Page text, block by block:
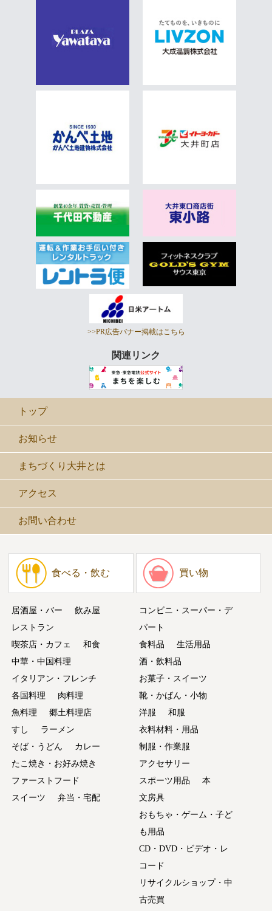
>>PR広告バナー掲載はこちら
関連リンク
トップ
お知らせ
まちづくり大井とは
アクセス
お問い合わせ
食べる・飲む
居酒屋・バー
飲み屋
レストラン
喫茶店・カフェ
和食
中華・中国料理
イタリアン・フレンチ
各国料理
肉料理
魚料理
郷土料理店
すし
ラーメン
そば・うどん
カレー
たこ焼き・お好み焼き
ファーストフード
スイーツ
弁当・宅配
買い物
コンビニ・スーパー・デ
パート
食料品
生活用品
酒・飲料品
お菓子・スイーツ
靴・かばん・小物
洋服
和服
衣料材料・用品
制服・作業服
アクセサリー
スポーツ用品
本
文房具
おもちゃ・ゲーム・子ど
も用品
CD・DVD・ビデオ・レ
コード
リサイクルショップ・中
古売買